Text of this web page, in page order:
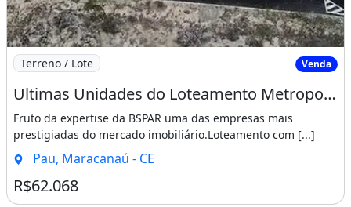
Imagem: Ultimas Unidades do Loteamento Metropole
Terreno / Lote Venda
Ultimas Unidades do Loteamento Metropole Maracanau Sucesso de Vendas!!!!. Mateus 17 20
Fruto da expertise da BSPAR uma das empresas mais
prestigiadas do mercado imobiliário.Loteamento com [...]
Pau, Maracanaú - CE
R$62.068